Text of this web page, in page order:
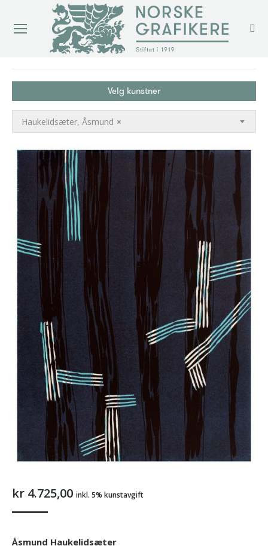
Velg kunstner
×
Haukelidsæter, Åsmund
kr 4.725,00 inkl. 5% kunstavgift
Åsmund Haukelidsæter